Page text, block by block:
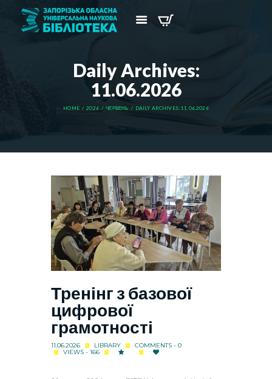
Daily Archives:
11.06.2026
HOME 2026 ЧЕРВЕНЬ DAILY ARCHIVES: 11.06.2026
Тренінг з базової
цифрової
грамотності
11.06.2026 LIBRARY
COMMENTS - 0
VIEWS - 166